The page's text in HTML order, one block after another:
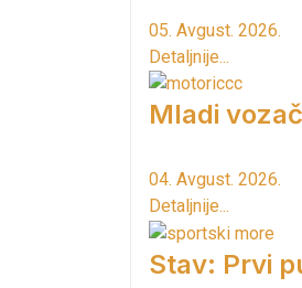
05. Avgust. 2026.
Detaljnije...
Mladi
04. Avgust. 2026.
Detaljnije...
Stav: Prvi